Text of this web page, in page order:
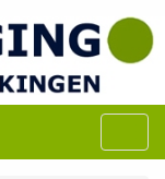
e